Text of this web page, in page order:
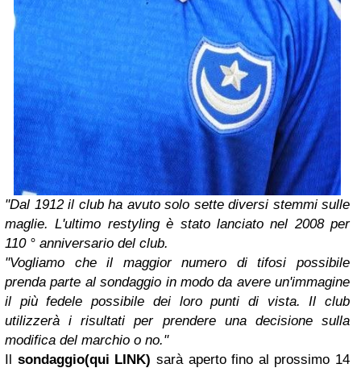
"Dal 1912 il club ha avuto solo sette diversi stemmi sulle
maglie. L'ultimo restyling è stato lanciato nel 2008 per
110 ° anniversario del club.
"Vogliamo che il maggior numero di tifosi possibile
prenda parte al sondaggio in modo da avere un'immagine
il più fedele possibile dei loro punti di vista. Il club
utilizzerà i risultati per prendere una decisione sulla
modifica del marchio o no."
Il sondaggio(qui LINK) sarà aperto fino al prossimo 14